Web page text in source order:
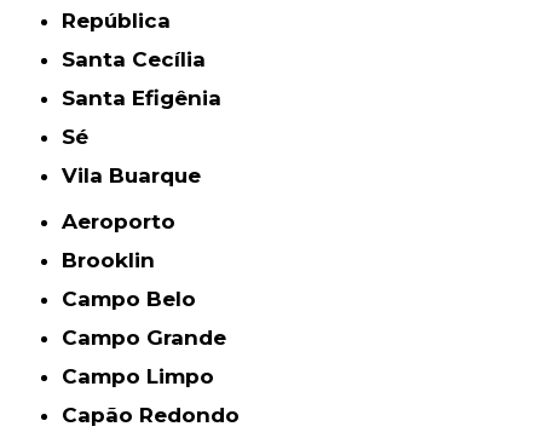
República
Santa Cecília
Santa Efigênia
Sé
Vila Buarque
Aeroporto
Brooklin
Campo Belo
Campo Grande
Campo Limpo
Capão Redondo